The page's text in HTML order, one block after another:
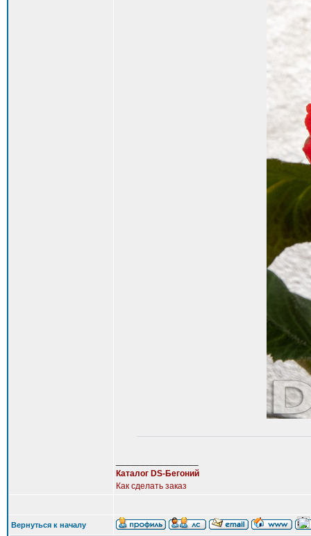
Каталог DS-Бегоний
Как сделать заказ
Вернуться к началу